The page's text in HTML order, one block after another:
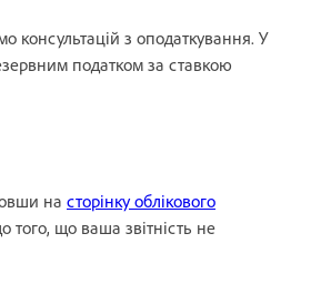
з оподаткування. У
податком за ставкою
на сторінку облікового
що ваша звітність не